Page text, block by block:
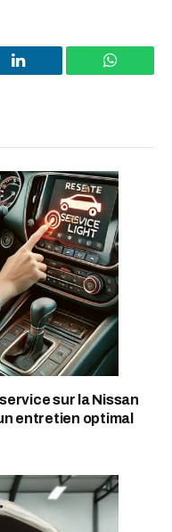
LinkedIn
sur la Nissan
entretien optimal